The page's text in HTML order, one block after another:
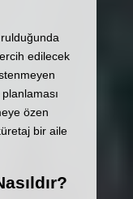
edilecek
özen
bir aile